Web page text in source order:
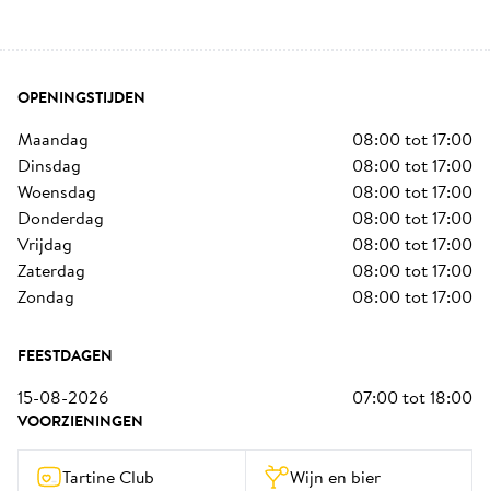
OPENINGSTIJDEN
maandag 08:00tot17:00
dinsdag
08:00tot17:00
woensdag
08:00tot17:00
donderdag
08:00tot17:00
vrijdag
08:00tot17:00
zaterdag
08:00tot17:00
zondag
08:00tot17:00
FEESTDAGEN
15-08-2026 07:00tot18:00
VOORZIENINGEN
Tartine Club Wijn en bier